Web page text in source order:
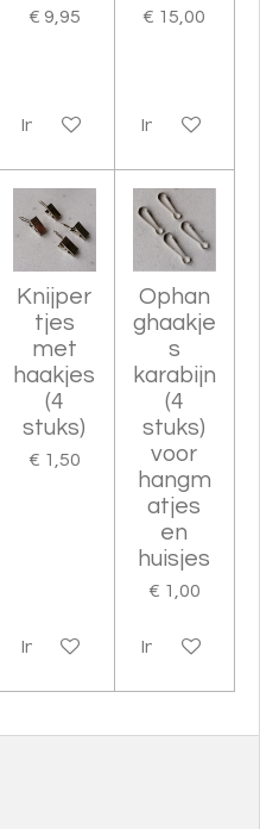
€ 9,95
In winkelwagen
€ 15,00
In
Knijper
tjes
met
haakjes
(4
stuks)
€ 1,50
In winkelwagen
Ophan
ghaakje
s
karabijn
(4
stuks)
voor
hangm
atjes
en
huisjes
€ 1,00
In